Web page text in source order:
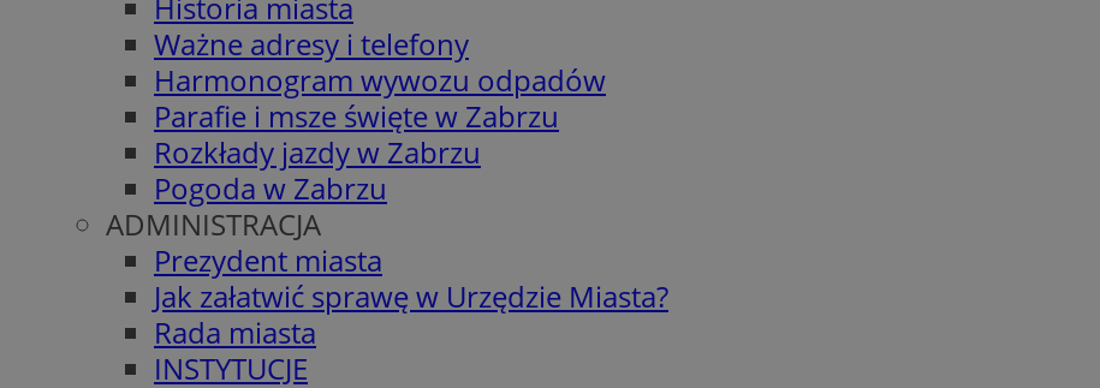
Ważne adresy i telefony
Harmonogram wywozu odpadów
Parafie i msze święte w Zabrzu
Rozkłady jazdy w Zabrzu
Pogoda w Zabrzu
ADMINISTRACJA
Prezydent miasta
Jak załatwić sprawę w Urzędzie Miasta?
Rada miasta
INSTYTUCJE